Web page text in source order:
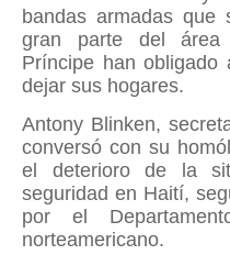
bandas armadas
gran parte del área
Príncipe han obligado
dejar sus hogares.
Antony Blinken,
conversó con su
el deterioro de la
seguridad en Haití,
por el
norteamericano.